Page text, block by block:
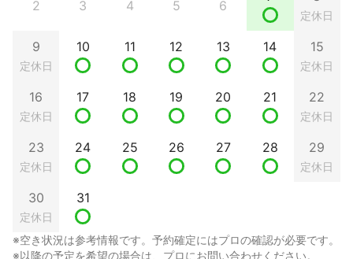
2 3 4 5 6
定休日
9
定休日
10 11 12 13 14 15
定休日
16
定休日
17 18 19 20 21 22
定休日
23
定休日
24 25 26 27 28 29
定休日
30
定休日
31
※空き状況は参考情報です。予約確定にはプロの確認が必要です。
※以降の予定を希望の場合は、プロにお問い合わせください。